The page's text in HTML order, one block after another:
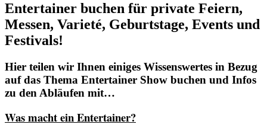
Entertainer buchen für private Feiern,
Messen, Varieté, Geburtstage, Events und
Festivals!
Hier teilen wir Ihnen einiges Wissenswertes in Bezug
auf das Thema Entertainer Show buchen und Infos
zu den Abläufen mit…
Was macht ein Entertainer?